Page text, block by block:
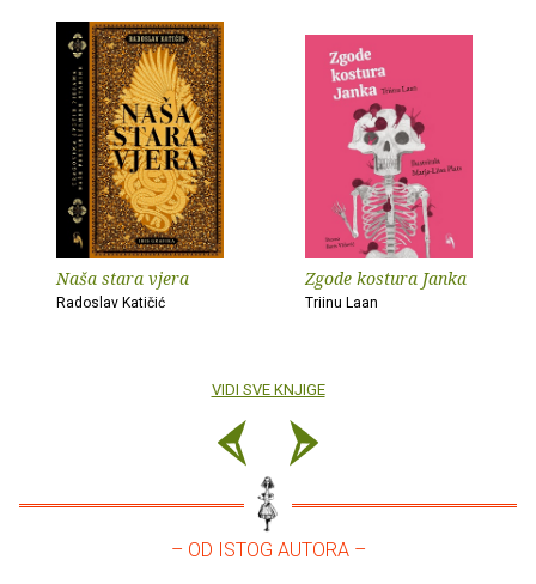
Naša stara vjera
Radoslav Katičić
Zgode kostura Janka
Triinu Laan
VIDI SVE KNJIGE
– OD ISTOG AUTORA –